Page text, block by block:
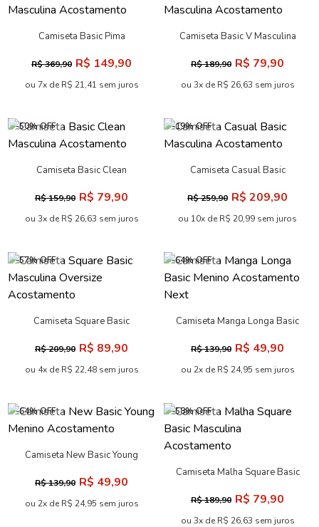
Camiseta Basic Pima
R$ 369,90 R$ 149,90
ou 7x de R$ 21,41 sem juros
Camiseta Basic V Masculina
R$ 189,90 R$ 79,90
ou 3x de R$ 26,63 sem juros
-50% OFF
Camiseta Basic Clean
R$ 159,90 R$ 79,90
ou 3x de R$ 26,63 sem juros
-19% OFF
Camiseta Casual Basic
R$ 259,90 R$ 209,90
ou 10x de R$ 20,99 sem juros
-57% OFF
Camiseta Square Basic
Acostamento
R$ 209,90 R$ 89,90
ou 4x de R$ 22,48 sem juros
-64% OFF
Camiseta Manga Longa Basic
R$ 139,90 R$ 49,90
ou 2x de R$ 24,95 sem juros
-64% OFF
Camiseta New Basic Young
R$ 139,90 R$ 49,90
ou 2x de R$ 24,95 sem juros
-58% OFF
Camiseta Malha Square Basic
R$ 189,90 R$ 79,90
ou 3x de R$ 26,63 sem juros